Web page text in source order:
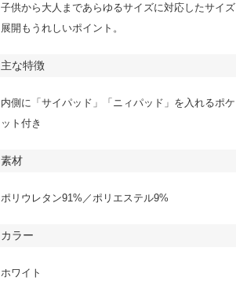
子供から大人まであらゆるサイズに対応したサイズ
展開もうれしいポイント。
主な特徴
内側に「サイパッド」「ニィパッド」を入れるポケ
ット付き
素材
ポリウレタン91%／ポリエステル9%
カラー
ホワイト